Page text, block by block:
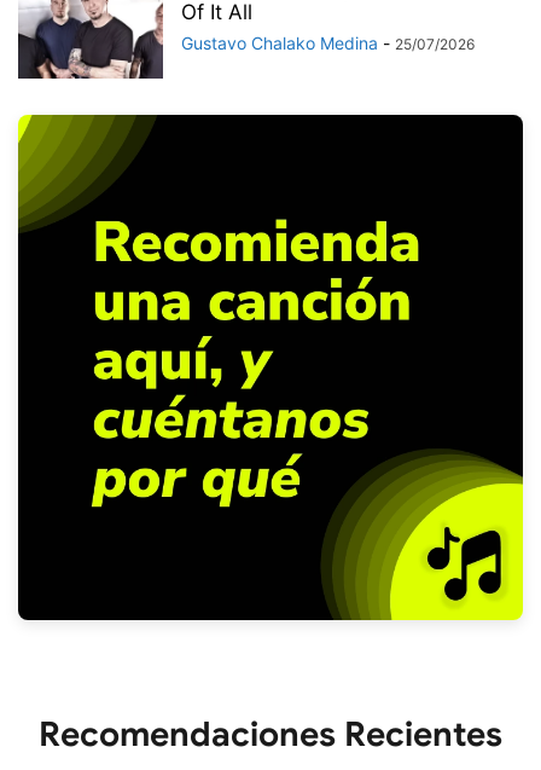
Of It All
Gustavo Chalako Medina - 25/07/2026
Recomendaciones Recientes